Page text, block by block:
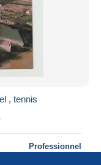
, tennis
Professionnel